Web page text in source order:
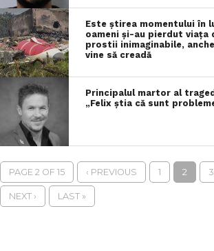
Este știrea momentului în
oameni și-au pierdut viața
prostii inimaginabile,
vine să creadă
Principalul martor al
„Felix știa că sunt
PAGE 2 OF 15 ‹ PREVIOUS 1 2 3
NEXT › LAST »